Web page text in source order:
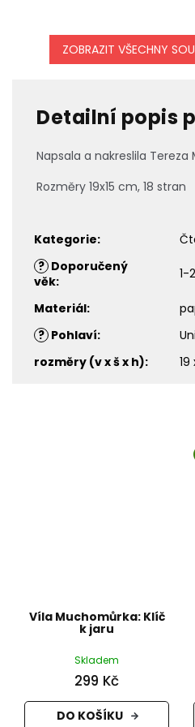
ZOBRAZIT VŠECHNY
Detailní popis
Napsala a nakreslila Tereza
Rozměry 19x15 cm, 18 stran
Kategorie:
? Doporučený
věk: 1-
Materiál:
? Pohlaví:
Uni
rozměry (v x š x h): 19
Víla Muchomůrka: Klíč
k jaru
Skladem
299 Kč
DO KOŠÍKU